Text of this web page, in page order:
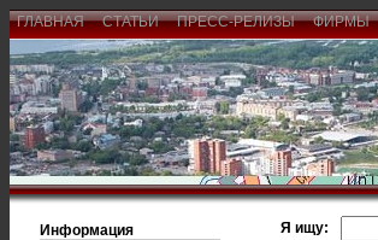
ГЛАВНАЯ СТАТЬИ ПРЕСС-РЕЛИЗЫ ФИРМЫ
Информация
Я ищу: